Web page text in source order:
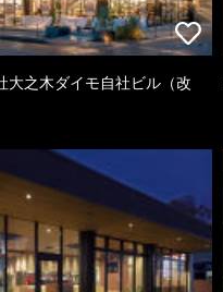
大之木ダイモ自社ビル（改